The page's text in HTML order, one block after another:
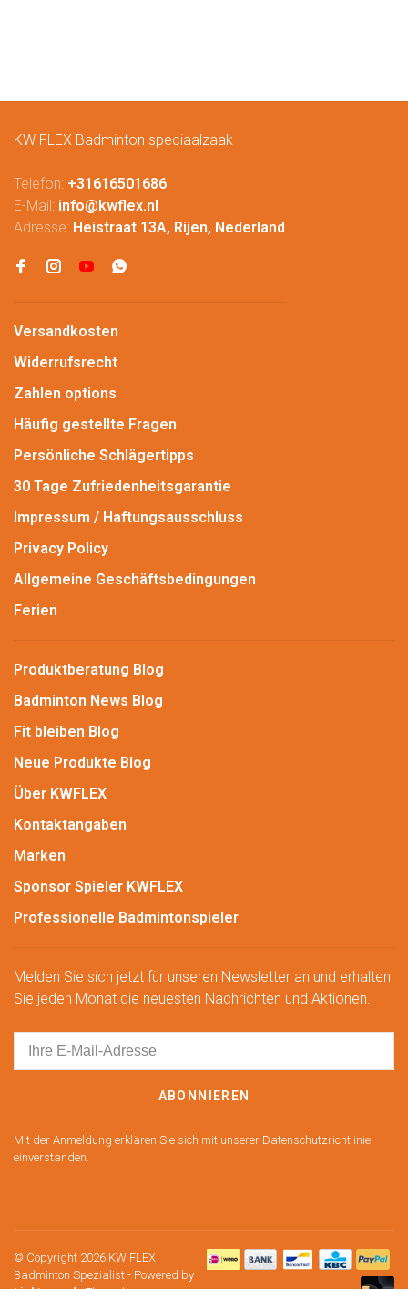
KW FLEX Badminton speciaalzaak
Telefon: +31616501686
E-Mail: info@kwflex.nl
Adresse: Heistraat 13A, Rijen, Nederland
Versandkosten
Widerrufsrecht
Zahlen options
Häufig gestellte Fragen
Persönliche Schlägertipps
30 Tage Zufriedenheitsgarantie
Impressum / Haftungsausschluss
Privacy Policy
Allgemeine Geschäftsbedingungen
Ferien
Produktberatung Blog
Badminton News Blog
Fit bleiben Blog
Neue Produkte Blog
Über KWFLEX
Kontaktangaben
Marken
Sponsor Spieler KWFLEX
Professionelle Badmintonspieler
Melden Sie sich jetzt für unseren Newsletter an und erhalten
Sie jeden Monat die neuesten Nachrichten und Aktionen.
ABONNIEREN
Mit der Anmeldung erklären Sie sich mit unserer Datenschutzrichtlinie
einverstanden.
© Copyright 2026 KW FLEX
Badminton Spezialist - Powered by